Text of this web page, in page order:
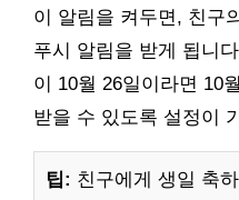
이 알림을 켜두면, 친구
푸시 알림을 받게 됩니
이 10월 26일이라면 10
받을 수 있도록 설정이
팁: 친구에게 생일 축